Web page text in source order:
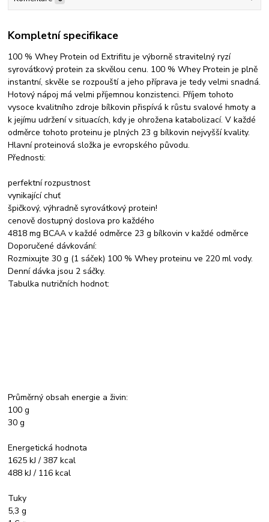
Kompletní specifikace
100 % Whey Protein od Extrifitu je výborně stravitelný ryzí
syrovátkový protein za skvělou cenu. 100 % Whey Protein je plně
instantní, skvěle se rozpouští a jeho příprava je tedy velmi snadná.
Hotový nápoj má velmi příjemnou konzistenci. Příjem tohoto
vysoce kvalitního zdroje bílkovin přispívá k růstu svalové hmoty a
k jejímu udržení v situacích, kdy je ohrožena katabolizací. V každé
odměrce tohoto proteinu je plných 23 g bílkovin nejvyšší kvality.
Hlavní proteinová složka je evropského původu.
Přednosti:
perfektní rozpustnost
vynikající chuť
špičkový, výhradně syrovátkový protein!
cenově dostupný doslova pro každého
4818 mg BCAA v každé odměrce 23 g bílkovin v každé odměrce
Doporučené dávkování:
Rozmixujte 30 g (1 sáček) 100 % Whey proteinu ve 220 ml vody.
Denní dávka jsou 2 sáčky.
Tabulka nutričních hodnot:
Průměrný obsah energie a živin:
100 g
30 g
Energetická hodnota
1625 kJ / 387 kcal
488 kJ / 116 kcal
Tuky
5,3 g